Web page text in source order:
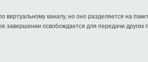
виртуальному каналу, но оно разделяется на
завершении освобождается для передачи других